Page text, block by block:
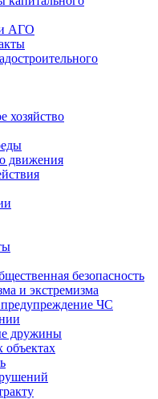
АГО
хозяйство
движения
безопасность
и экстремизма
ЧС
дружины
объектах